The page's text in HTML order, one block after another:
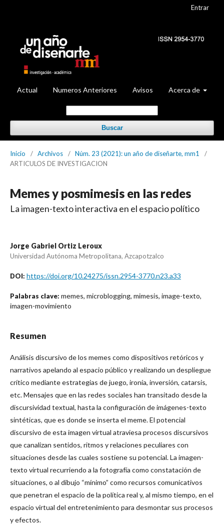
Actual Numeros Anteriores Avisos Acerca de
Buscar
Entrar
Inicio / Archivos / Núm. 23 (2021): un año de diseñarte, mm1
/
ARTICULOS DE INVESTIGACION
Memes y posmimesis en las redes
La imagen-texto interactiva en el espacio político
Jorge Gabriel Ortiz Leroux
Universidad Autónoma Metropolitana, Azcapotzalco
DOI: https://doi.org/10.24275/issn.2954-3770.n23.a33
Palabras clave: memes, microblogging, mimesis, image-texto,
imagen-movimiento
Resumen
Análisis discursivo de los memes como dispositivos retóricos y
narrativos apelando al espacio público y realizando un despliegue
crítico mediante estrategias de juego, ironía, inversión, catarsis,
etc. Mensajes que en las redes sociales han transitado desde la
discursividad textual, hasta la configuración de imágenes-texto
sintéticas, que es donde se inserta el meme. El potencial
discursivo de esta imagen virtual atraviesa procesos discursivos
que canalizan sentidos, ritmos y relaciones peculiares con
situaciones desde las cuales sostiene su potencial. La imagen-
texto virtual recurriendo a la fotografía como constatación de
situaciones, o al dibujo “mínimo” como recursos comunicativos
que penetran el espacio de la política real y, al mismo tiempo, en el
espacio virtual del entretenimiento para desmontar sus procesos
y efectos.